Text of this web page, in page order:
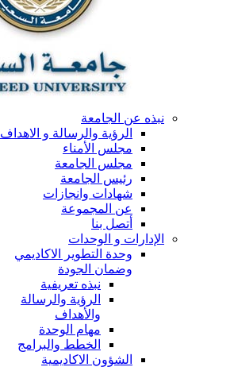
نبذه عن الجامعة
الرؤية والرسالة و الاهداف
مجلس الأمناء
مجلس الجامعة
رئيس الجامعة
شهادات وانجازات
عن المجموعة
أتصل بنا
الإدارات و الوحدات
وحدة التطوير الاكاديمي
وضمان الجودة
نبذه تعريفية
الرؤية والرسالة
والأهداف
مهام الوحدة
الخطط والبرامج
الشؤون الاكاديمية